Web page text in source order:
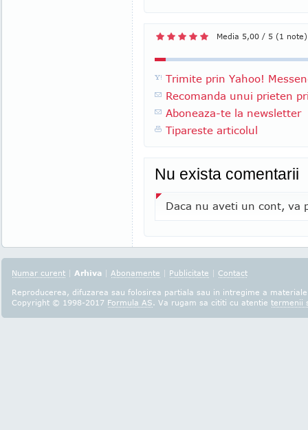
Media 5,00 / 5 (1 note)
Trimite prin Yahoo!
Recomanda unui prieten
Aboneaza-te la newsletter
Tipareste articolul
Nu exista comentarii
Daca nu aveti un cont, va
Numar curent | Arhiva | Abonamente | Publicitate | Contact
Reproducerea, difuzarea sau folosirea partiala sau in intregime a
Copyright © 1998-2017 Formula AS. Va rugam sa cititi cu atentie termenii